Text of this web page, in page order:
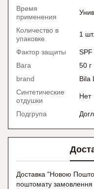
Время
применения
Количество в
упаковке
1 шт.
Фактор защиты
Вага
50 г
brand
Bila
Синтетические
отдушки
Нет
Подгрупа
Доставка "Новою
поштомату замовлення